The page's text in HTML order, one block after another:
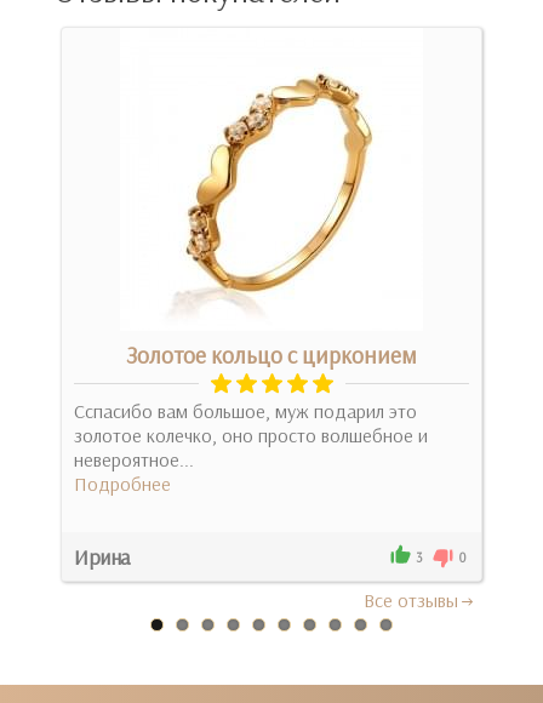
Золотое кольцо с цирконием
Сспасибо вам большое, муж подарил это
золотое колечко, оно просто волшебное и
невероятное...
Подробнее
Ирина 3 0
Все отзывы